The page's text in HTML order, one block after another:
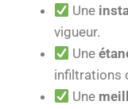
Une
vigueur.
Une
infiltrations
Une